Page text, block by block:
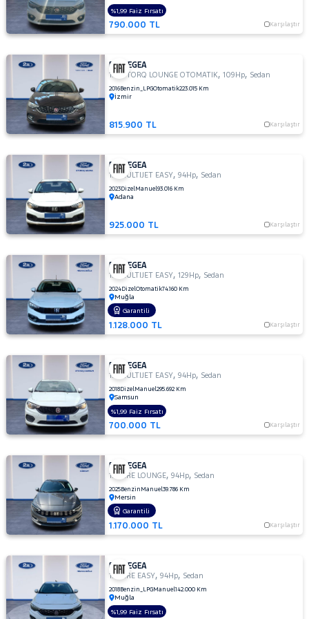
ISUZU
Jaecoo
JEEP
LANCIA
MERCEDES-
MINI
MITSUBISHI
MOTORSIKLET
OPEL
PEUGEOT
RENAULT
SEAT
SKODA
SUBARU
TESLA
TOGG
TOYOTA
TRAKTÖR
VOLKSWAGEN
VOLVO
790.000 TL Karşılaştır
%1,99 Faiz Fırsatı
FIAT EGEA
1.6 E-TORQ LOUNGE OTOMATIK,109Hp, Sedan
2016Benzin_LPGOtomatik223.015 Km
İzmir
815.900 TL Karşılaştır
FIAT EGEA
1.3 MULTIJET EASY,94Hp, Sedan
2023DizelManuel93.016 Km
Adana
925.000 TL Karşılaştır
FIAT EGEA
1.6 MULTIJET EASY,129Hp, Sedan
2024DizelOtomatik74.160 Km
Muğla
1.128.000 TL Karşılaştır
Garantili
FIAT EGEA
1.3 MULTIJET EASY,94Hp, Sedan
2018DizelManuel295.692 Km
Samsun
700.000 TL Karşılaştır
%1,99 Faiz Fırsatı
FIAT EGEA
1.4 FIRE LOUNGE,94Hp, Sedan
2025Benzin Manuel39.786 Km
Mersin
1.170.000 TL Karşılaştır
Garantili
FIAT EGEA
1.4 FIRE EASY,94Hp, Sedan
2018Benzin_LPGManuel142.000 Km
Muğla
%1,99 Faiz Fırsatı